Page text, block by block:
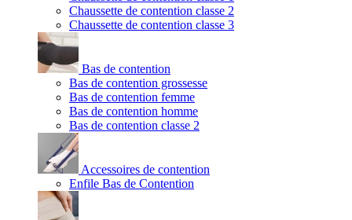
Chaussette de contention classe 2
Chaussette de contention classe 3
Bas de contention
Bas de contention grossesse
Bas de contention femme
Bas de contention homme
Bas de contention classe 2
Accessoires de contention
Enfile Bas de Contention